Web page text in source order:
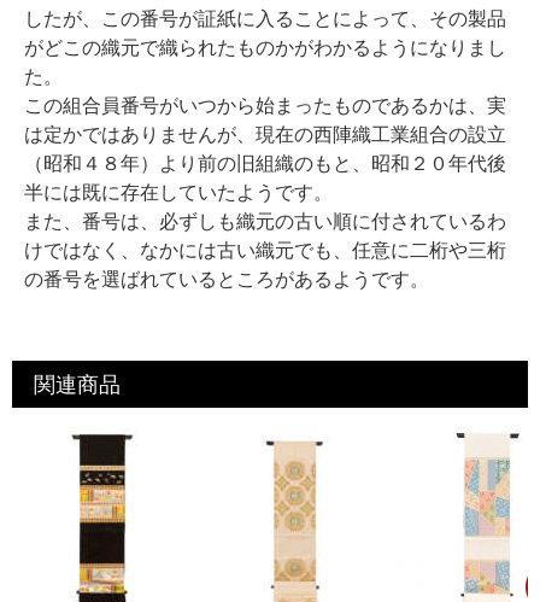
したが、この番号が証紙に入ることによって、その製品
がどこの織元で織られたものかがわかるようになりまし
た。
この組合員番号がいつから始まったものであるかは、実
は定かではありませんが、現在の西陣織工業組合の設立
（昭和４８年）より前の旧組織のもと、昭和２０年代後
半には既に存在していたようです。
また、番号は、必ずしも織元の古い順に付されているわ
けではなく、なかには古い織元でも、任意に二桁や三桁
の番号を選ばれているところがあるようです。
関連商品